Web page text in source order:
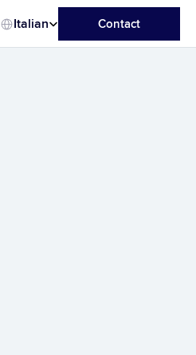
Select Language
Italian Contact